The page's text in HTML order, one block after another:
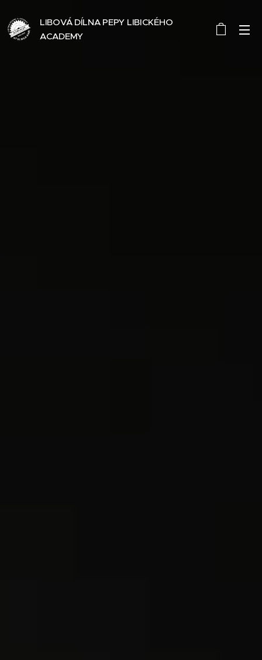
LIBOVÁ DÍLNA PEPY LIBICKÉHO
ACADEMY